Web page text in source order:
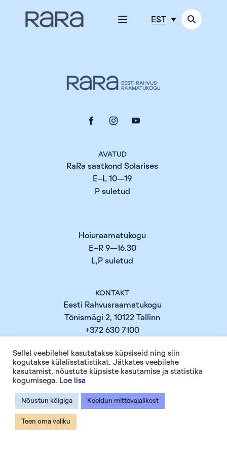
EST
AVATUD
RaRa saatkond Solarises
E–L 10—19
P suletud
Hoiuraamatukogu
E–R 9—16.30
L,P suletud
KONTAKT
Eesti Rahvusraamatukogu
Tõnismägi 2, 10122 Tallinn
+372 630 7100
rara.ee
Küpsiste info
Sellel veebilehel kasutatakse küpsiseid ning siin
kogutakse külalisstatistikat. Jätkates veebilehe
kasutamist, nõustute küpsiste kasutamise ja statistika
kogumisega. Loe lisa
Nõustun kõigiga Keeldun mittevajalikest
Teen oma valiku